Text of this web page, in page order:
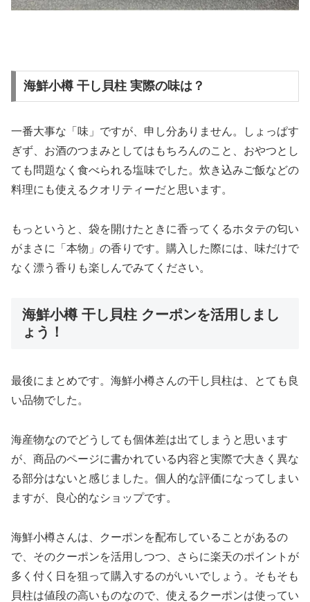
海鮮小樽 干し貝柱 実際の味は？
一番大事な「味」ですが、申し分ありません。しょっぱす
ぎず、お酒のつまみとしてはもちろんのこと、おやつとし
ても問題なく食べられる塩味でした。炊き込みご飯などの
料理にも使えるクオリティーだと思います。
もっというと、袋を開けたときに香ってくるホタテの匂い
がまさに「本物」の香りです。購入した際には、味だけで
なく漂う香りも楽しんでみてください。
海鮮小樽 干し貝柱 クーポンを活用しまし
ょう！
最後にまとめです。海鮮小樽さんの干し貝柱は、とても良
い品物でした。
海産物なのでどうしても個体差は出てしまうと思います
が、商品のページに書かれている内容と実際で大きく異な
る部分はないと感じました。個人的な評価になってしまい
ますが、良心的なショップです。
海鮮小樽さんは、クーポンを配布していることがあるの
で、そのクーポンを活用しつつ、さらに楽天のポイントが
多く付く日を狙って購入するのがいいでしょう。そもそも
貝柱は値段の高いものなので、使えるクーポンは使ってい